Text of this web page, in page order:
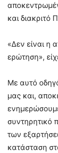
και
«Δεν είναι η
ερώτηση»,
Με αυτό
μας και,
συντηρητικό
των
κατάσταση